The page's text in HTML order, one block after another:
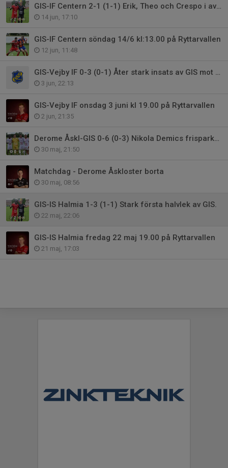
GIS-IF Centern 2-1 (1-1) Erik, Theo och Crespo i avgörande insatser.
14 jun, 17:10
GIS-IF Centern söndag 14/6 kl:13.00 på Ryttarvallen
12 jun, 11:48
GIS-Vejby IF 0-3 (0-1) Åter stark insats av GIS mot topplag
3 jun, 22:13
GIS-Vejby IF onsdag 3 juni kl 19.00 på Ryttarvallen
2 jun, 21:35
Derome Åskl-GIS 0-6 (0-3) Nikola Demics frisparksmål visar vägen.
30 maj, 21:50
Matchdag - Derome Åskloster borta
30 maj, 08:56
GIS-IS Halmia 1-3 (1-1) Stark första halvlek av GIS.
22 maj, 22:06
GIS-IS Halmia fredag 22 maj 19.00 på Ryttarvallen
21 maj, 17:03